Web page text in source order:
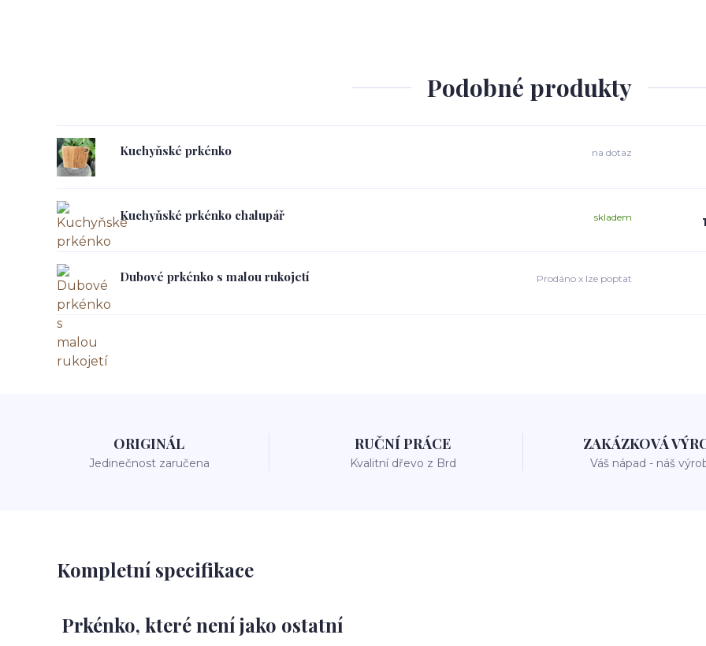
Podobné produkty
Kuchyňské prkénko na dotaz
Kuchyňské prkénko chalupář skladem
Dubové prkénko s malou rukojetí Prodáno x lze poptat
ORIGINÁL
Jedinečnost zaručena
RUČNÍ PRÁCE
Kvalitní dřevo z Brd
ZAKÁZKOVÁ
Váš nápad - náš
Kompletní specifikace
Prkénko, které není jako ostatní